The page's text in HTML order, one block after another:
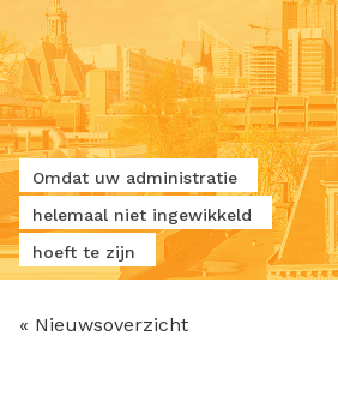
Omdat uw administratie
helemaal niet ingewikkeld
hoeft te zijn
« Nieuwsoverzicht